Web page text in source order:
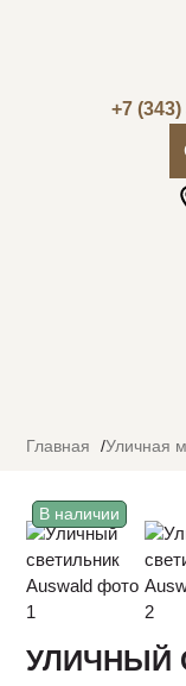
+7 (343)
Главная Уличная
УЛИЧНЫЙ
В наличии